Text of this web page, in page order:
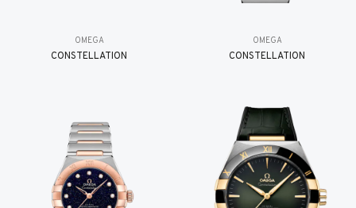
OMEGA
CONSTELLATION
OMEGA
CONSTELLATION